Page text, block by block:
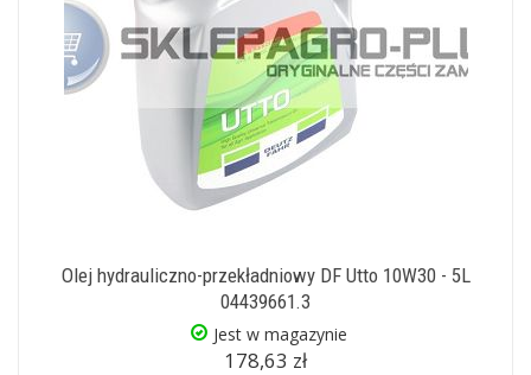
Olej hydrauliczno-przekładniowy DF Utto 10W30 - 5L
04439661.3
Jest w magazynie
178,63 zł